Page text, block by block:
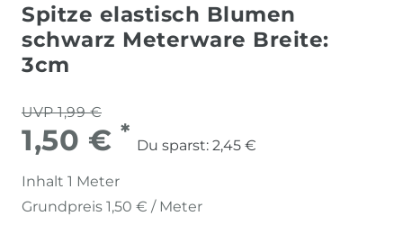
Spitze elastisch Blumen
schwarz Meterware Breite:
3cm
UVP 1,99 €
1,50 € *
Du sparst: 2,45 €
Inhalt 1 Meter
Grundpreis 1,50 € / Meter